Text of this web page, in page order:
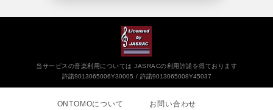
当サービスの音楽利用については JASRACの利用許諾を得ております
許諾9013065006Y30005
許諾9013065008Y45037
ONTOMOについて お問い合わせ